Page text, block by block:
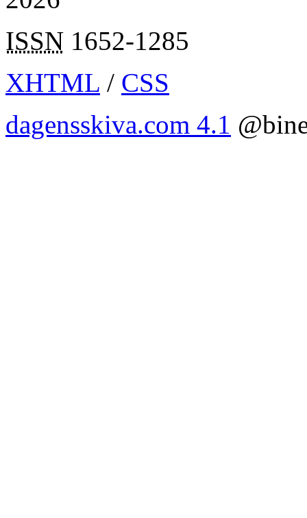
ISSN 1652-1285
XHTML / CSS
dagensskiva.com 4.1